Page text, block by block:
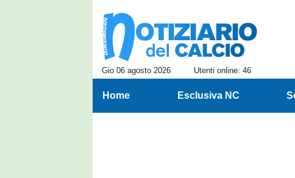
Gio 06 agosto 2026 Utenti online: 46
Home Esclusiva NC